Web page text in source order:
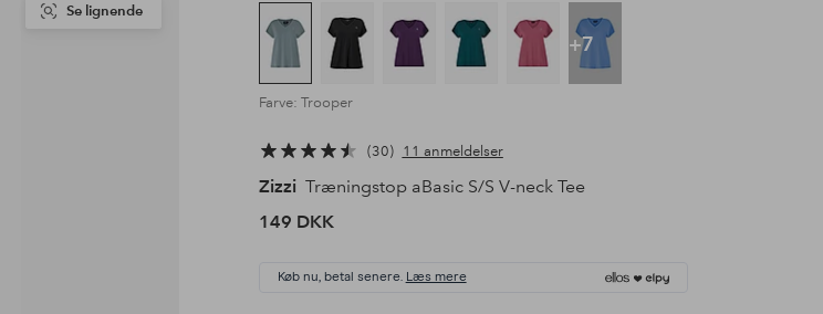
Se lignende
+7
Farve: Trooper
30 11 anmeldelser
Zizzi Træningstop aBasic S/S V-neck Tee
149 DKK
Køb nu, betal senere. Læs mere